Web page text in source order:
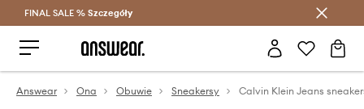
Oszczędzaj z Answear Club >
FINAL SALE % Szczegóły
Answear Ona Obuwie Sneakersy